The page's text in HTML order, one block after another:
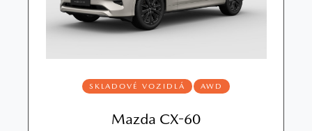
SKLADOVÉ VOZIDLÁ AWD
Mazda CX-60